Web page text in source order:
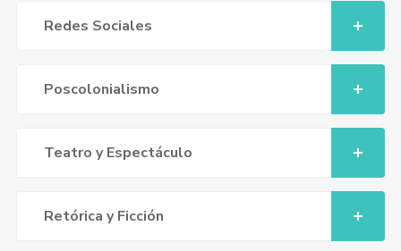
Redes Sociales
Poscolonialismo
Teatro y Espectáculo
Retórica y Ficción